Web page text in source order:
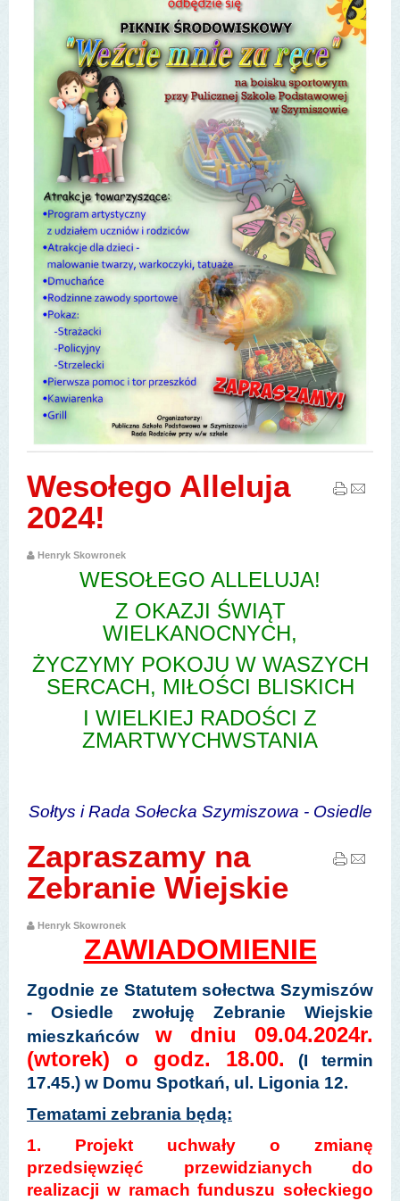
Wesołego Alleluja
2024!
Henryk Skowronek
WESOŁEGO ALLELUJA!
Z OKAZJI ŚWIĄT
WIELKANOCNYCH,
ŻYCZYMY POKOJU W WASZYCH
SERCACH, MIŁOŚCI BLISKICH
I WIELKIEJ RADOŚCI Z
ZMARTWYCHWSTANIA
Sołtys i Rada Sołecka Szymiszowa - Osiedle
Zapraszamy na
Zebranie Wiejskie
Henryk Skowronek
ZAWIADOMIENIE
Zgodnie ze Statutem sołectwa Szymiszów
- Osiedle zwołuję Zebranie Wiejskie
mieszkańców
w dniu 09.04.2024r.
(wtorek) o godz. 18.00.
(I termin
17.45.) w Domu Spotkań, ul. Ligonia 12.
Tematami zebrania będą:
1. Projekt uchwały o zmianę
przedsięwzięć przewidzianych do
realizacji w ramach funduszu sołeckiego